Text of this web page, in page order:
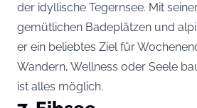
der idyllische Tegernsee. Mit
gemütlichen Badeplätzen und
er ein beliebtes Ziel für
Wandern, Wellness oder Seele
ist alles möglich.